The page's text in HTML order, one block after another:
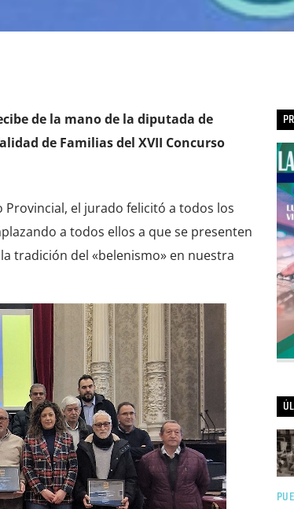
de la mano de la diputada de
de Familias del XVII Concurso
Provincial, el jurado felicitó a todos los
a todos ellos a que se presenten
tradición del «belenismo» en nuestra